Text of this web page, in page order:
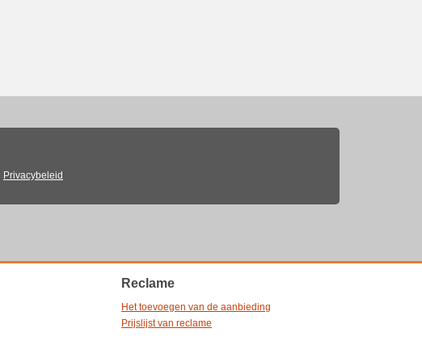
Privacybeleid
Reclame
Het toevoegen van de aanbieding
Prijslijst van reclame